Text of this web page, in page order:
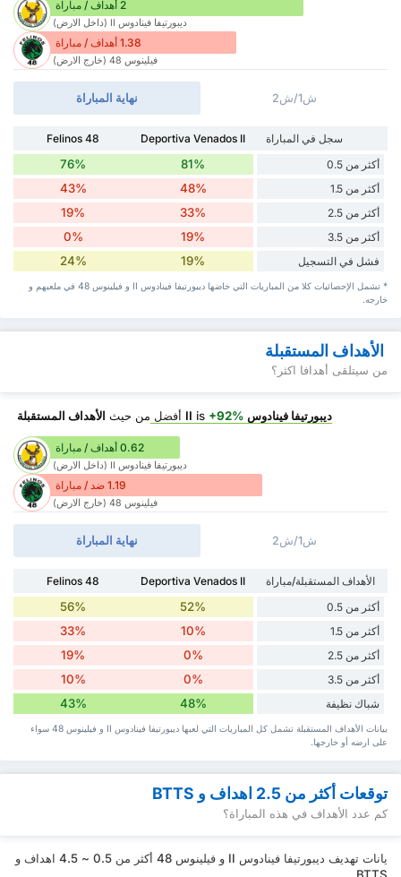
2 أهداف / مباراة
ديبورتيفا فينادوس II (داخل الارض)
1.38 أهداف / مباراة
فيلينوس 48 (خارج الارض)
نهاية المباراة ش1/ش2
سجل في المباراة Deportiva Venados II
Felinos 48
أكثر من 0.5
81%
76%
أكثر من 1.5 48%
43%
أكثر من 2.5 33%
19%
أكثر من 3.5 19%
0%
فشل في التسجيل 19%
24%
* تشمل الإحصائيات كلا من المباريات التي خاضها ديبورتيفا فينادوس II و فيلينوس 48 في ملعبهم و
خارجه.
الأهداف المستقبلة
من سيتلقى أهدافا اكثر؟
ديبورتيفا فينادوس II is +92% أفضل من حيث الأهداف المستقبلة
0.62 أهداف / مباراة
ديبورتيفا فينادوس II (داخل الارض)
1.19 ضد / مباراة
فيلينوس 48 (خارج الارض)
نهاية المباراة ش1/ش2
الأهداف المستقبلة/مباراة Deportiva Venados II
Felinos 48
أكثر من 0.5
52%
56%
أكثر من 1.5 10%
33%
أكثر من 2.5 0%
19%
أكثر من 3.5 0%
10%
شباك نظيفة 48%
43%
بيانات الأهداف المستقبلة تشمل كل المباريات التي لعبها ديبورتيفا فينادوس II و فيلينوس 48 سواء
‏على ارضه أو خارجها.
توقعات أكثر من 2.5 اهداف و BTTS
كم عدد الأهداف في هذه المباراة؟
يانات تهديف ديبورتيفا فينادوس II و فيلينوس 48 أكثر من 0.5 ~ 4.5 اهداف و
BTTS.